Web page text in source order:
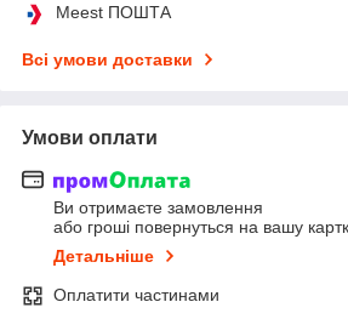
Meest ПОШТА
Всі умови доставки
Умови оплати
Ви отримаєте замовлення
або гроші повернуться на вашу
Детальніше
Оплатити частинами